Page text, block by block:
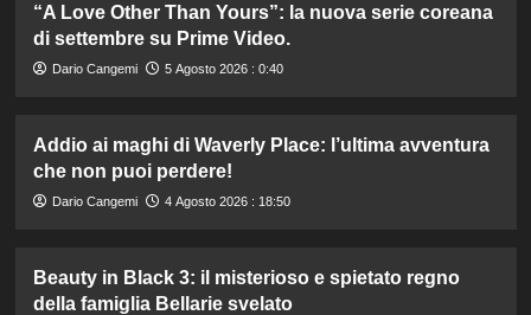
“A Love Other Than Yours”: la nuova serie coreana
di settembre su Prime Video.
Dario Cangemi 5 Agosto 2026 : 0:40
Addio ai maghi di Waverly Place: l’ultima avventura
che non puoi perdere!
Dario Cangemi 4 Agosto 2026 : 18:50
Beauty in Black 3: il misterioso e spietato regno
della famiglia Bellarie svelato